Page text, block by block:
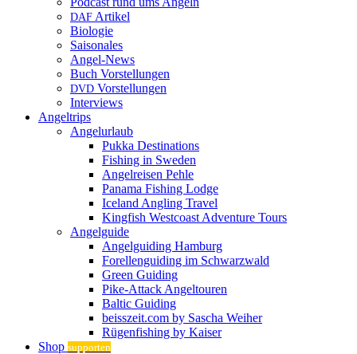
DAF Artikel
Biologie
Saisonales
Angel-News
Buch Vorstellungen
DVD Vorstellungen
Interviews
Angeltrips
Angelurlaub
Pukka Destinations
Fishing in Sweden
Angelreisen Pehle
Panama Fishing Lodge
Iceland Angling Travel
Kingfish Westcoast Adventure Tours
Angelguide
Angelguiding Hamburg
Forellenguiding im Schwarzwald
Green Guiding
Pike-Attack Angeltouren
Baltic Guiding
beisszeit.com by Sascha Weiher
Rügenfishing by Kaiser
Shop supporten